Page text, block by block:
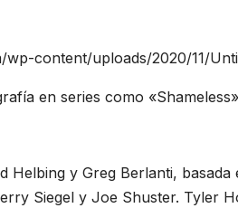
content/uploads/2020/11/
en series como
Helbing y Greg Berlanti, basada
Siegel y Joe Shuster. Tyler